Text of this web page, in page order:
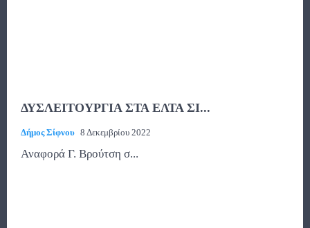
ΔΥΣΛΕΙΤΟΥΡΓΙΑ ΣΤΑ ΕΛΤΑ ΣΙ...
Δήμος Σίφνου 8 Δεκεμβρίου 2022
Αναφορά Γ. Βρούτση σ...